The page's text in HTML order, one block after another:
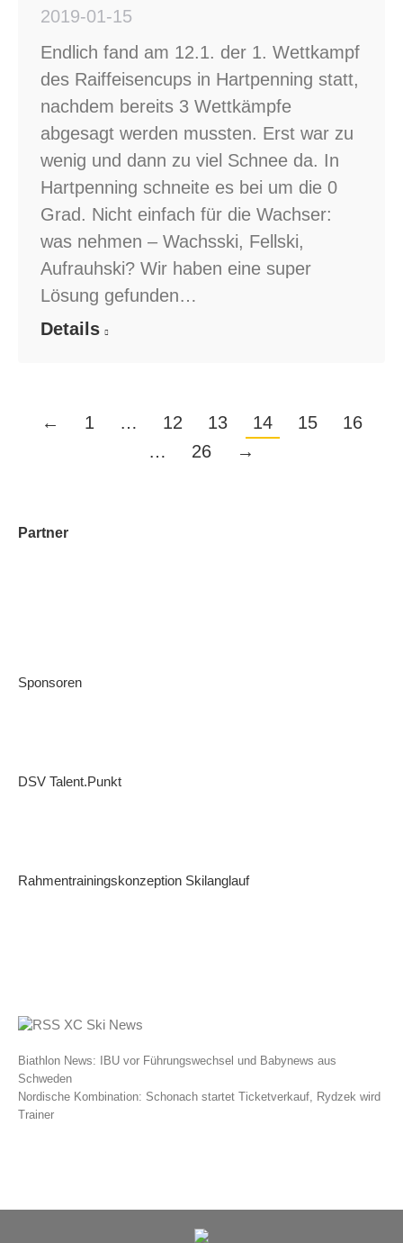
2019-01-15
Endlich fand am 12.1. der 1. Wettkampf
des Raiffeisencups in Hartpenning statt,
nachdem bereits 3 Wettkämpfe
abgesagt werden mussten. Erst war zu
wenig und dann zu viel Schnee da. In
Hartpenning schneite es bei um die 0
Grad. Nicht einfach für die Wachser:
was nehmen – Wachsski, Fellski,
Aufrauhski? Wir haben eine super
Lösung gefunden…
Details
← 1 … 12 13 14 15
16
…
26 →
Partner
Sponsoren
DSV Talent.Punkt
Rahmentrainingskonzeption Skilanglauf
XC Ski News
Biathlon News: IBU vor Führungswechsel und Babynews aus
Schweden
Nordische Kombination: Schonach startet Ticketverkauf, Rydzek wird
Trainer